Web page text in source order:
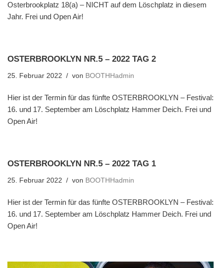
Osterbrookplatz 18(a) – NICHT auf dem Löschplatz in diesem
Jahr. Frei und Open Air!
OSTERBROOKLYN NR.5 – 2022 TAG 2
25. Februar 2022 von BOOTHHadmin
Hier ist der Termin für das fünfte OSTERBROOKLYN – Festival:
16. und 17. September am Löschplatz Hammer Deich. Frei und
Open Air!
OSTERBROOKLYN NR.5 – 2022 TAG 1
25. Februar 2022 von BOOTHHadmin
Hier ist der Termin für das fünfte OSTERBROOKLYN – Festival:
16. und 17. September am Löschplatz Hammer Deich. Frei und
Open Air!